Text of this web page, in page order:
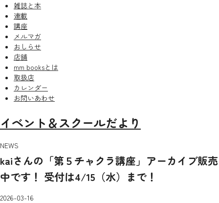
雑誌と本
連載
講座
メルマガ
おしらせ
店舗
mm booksとは
取扱店
カレンダー
お問いあわせ
イベント＆スクールだより
NEWS
kaiさんの「第５チャクラ講座」アーカイブ販売
中です！ 受付は4/15（水）まで！
2026-03-16